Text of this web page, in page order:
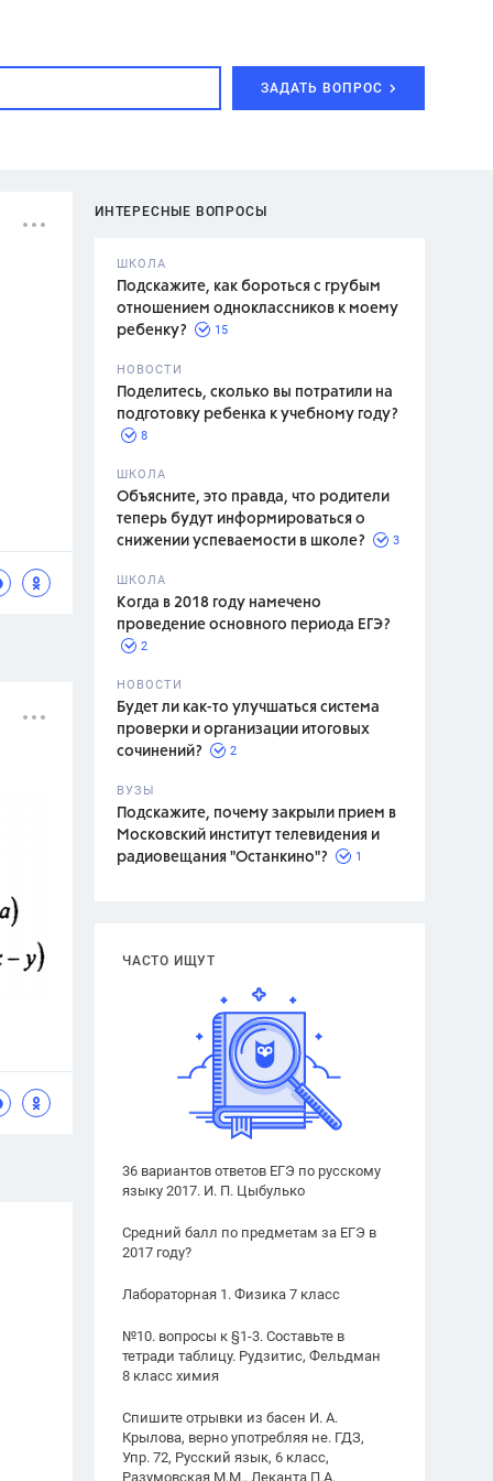
ЗАДАТЬ ВОПРОС
ИНТЕРЕСНЫЕ ВОПРОСЫ
ШКОЛА
Подскажите, как бороться с грубым
отношением одноклассников к моему
ребенку?
15
НОВОСТИ
Поделитесь, сколько вы потратили на
подготовку ребенка к учебному году?
8
ШКОЛА
Объясните, это правда, что родители
теперь будут информироваться о
снижении успеваемости в школе?
3
ШКОЛА
Когда в 2018 году намечено
проведение основного периода ЕГЭ?
2
НОВОСТИ
Будет ли как-то улучшаться система
проверки и организации итоговых
сочинений?
2
ВУЗЫ
Подскажите, почему закрыли прием в
Московский институт телевидения и
радиовещания "Останкино"?
1
ЧАСТО ИЩУТ
36 вариантов ответов ЕГЭ по русскому
языку 2017. И. П. Цыбулько
Средний балл по предметам за ЕГЭ в
2017 году?
Лабораторная 1. Физика 7 класс
№10. вопросы к §1-3. Составьте в
тетради таблицу. Рудзитис, Фельдман
8 класс химия
Спишите отрывки из басен И. А.
Крылова, верно употребляя не. ГДЗ,
Упр. 72, Русский язык, 6 класс,
Разумовская М.М., Леканта П.А.